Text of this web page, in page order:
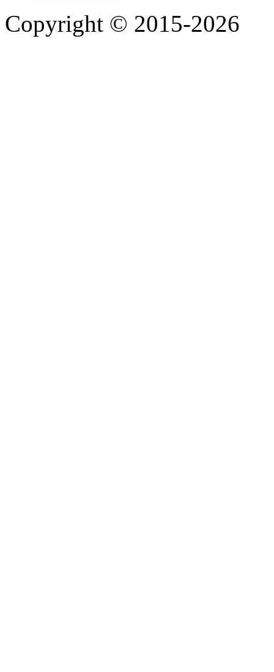
Copyright © 2015-2026